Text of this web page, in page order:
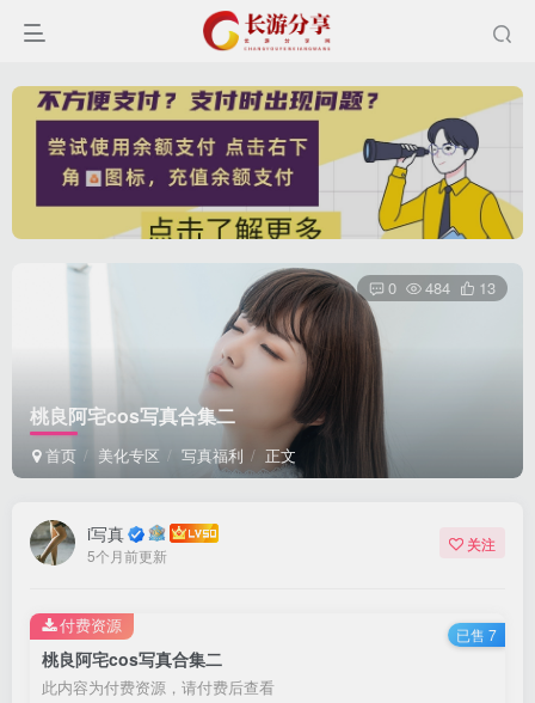
桃良阿宅cos写真合集二
首页 美化专区 写真福利 正文
0 484 13
i写真
5个月前更新
关注
桃良阿宅cos写真合集二
此内容为付费资源，请付费后查看
付费资源 已售 7
登录
没有账号？立即注册
登录密码